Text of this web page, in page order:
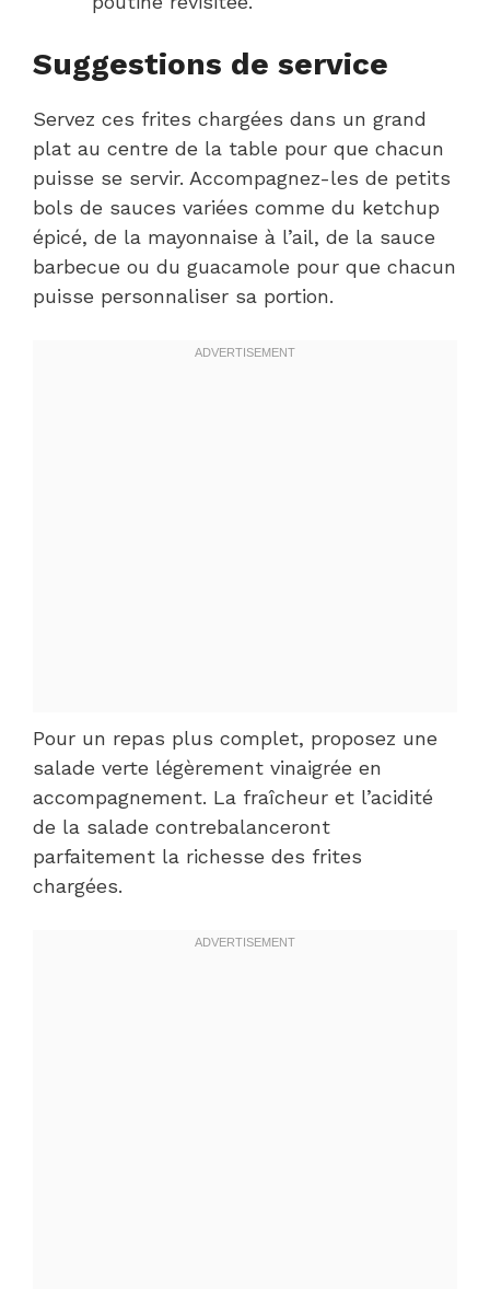
Suggestions de service
Servez ces frites chargées dans un grand
plat au centre de la table pour que chacun
puisse se servir. Accompagnez-les de petits
bols de sauces variées comme du ketchup
épicé, de la mayonnaise à l’ail, de la sauce
barbecue ou du guacamole pour que chacun
puisse personnaliser sa portion.
Pour un repas plus complet, proposez une
salade verte légèrement vinaigrée en
accompagnement. La fraîcheur et l’acidité
de la salade contrebalanceront
parfaitement la richesse des frites
chargées.